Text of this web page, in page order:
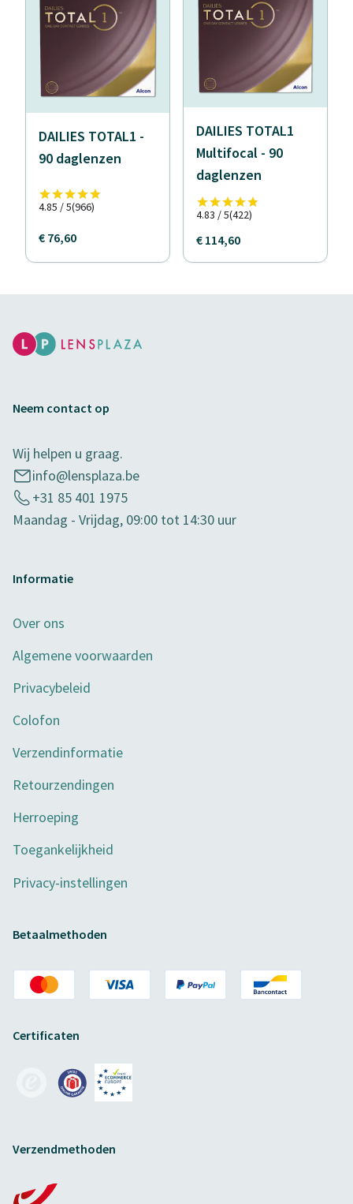
DAILIES TOTAL1 -
90 daglenzen
4.85 / 5(966)
€ 76,60
DAILIES TOTAL1
Multifocal - 90
daglenzen
4.83 / 5(422)
€ 114,60
Neem contact op
Wij helpen u graag.
info@lensplaza.be
+31 85 401 1975
Maandag - Vrijdag, 09:00 tot 14:30 uur
Informatie
Over ons
Algemene voorwaarden
Privacybeleid
Colofon
Verzendinformatie
Retourzendingen
Herroeping
Toegankelijkheid
Privacy-instellingen
Betaalmethoden
Certificaten
Verzendmethoden